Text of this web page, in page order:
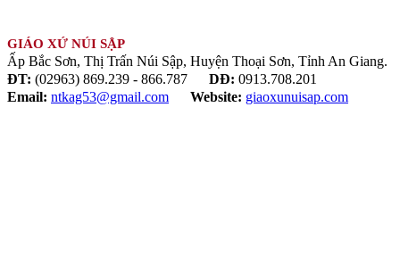
GIÁO XỨ NÚI SẬP
Ấp Bắc Sơn, Thị Trấn Núi Sập, Huyện Thoại Sơn, Tỉnh An Giang.
ĐT: (02963) 869.239 - 866.787 DĐ: 0913.708.201
Email: ntkag53@gmail.com Website: giaoxunuisap.com